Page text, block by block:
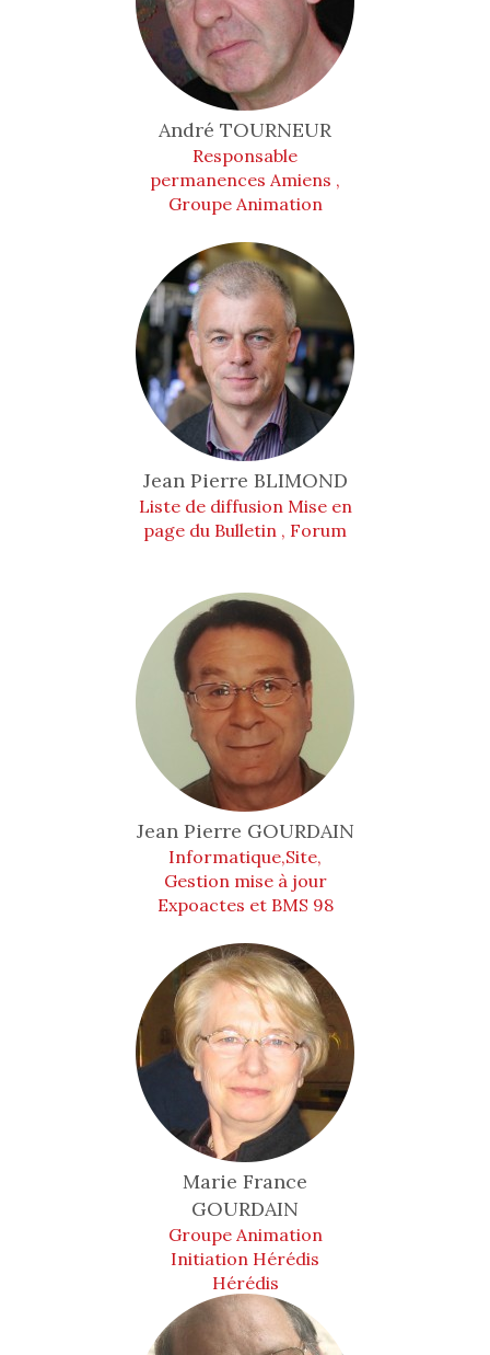
André TOURNEUR
Responsable
permanences Amiens ,
Groupe Animation
Jean Pierre BLIMOND
Liste de diffusion Mise en
page du Bulletin , Forum
Jean Pierre GOURDAIN
Informatique,Site,
Gestion mise à jour
Expoactes et BMS 98
Marie France
GOURDAIN
Groupe Animation
Initiation Hérédis
Hérédis